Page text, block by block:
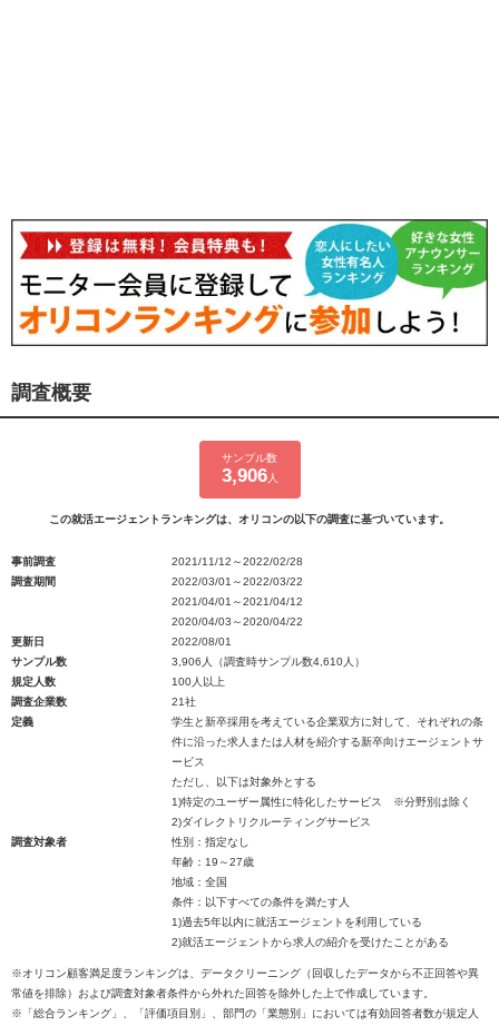
調査概要
サンプル数
3,906人
この就活エージェントランキングは、オリコンの以下の調査に基づいています。
事前調査
2021/11/12～2022/02/28
調査期間
2022/03/01～2022/03/22
2021/04/01～2021/04/12
2020/04/03～2020/04/22
更新日
2022/08/01
サンプル数
3,906人（調査時サンプル数4,610人）
規定人数
100人以上
調査企業数
21社
定義
学生と新卒採用を考えている企業双方に対して、それぞれの条
件に沿った求人または人材を紹介する新卒向けエージェントサ
ービス
ただし、以下は対象外とする
1)特定のユーザー属性に特化したサービス ※分野別は除く
2)ダイレクトリクルーティングサービス
調査対象者
性別：指定なし
年齢：19～27歳
地域：全国
条件：以下すべての条件を満たす人
1)過去5年以内に就活エージェントを利用している
2)就活エージェントから求人の紹介を受けたことがある
※オリコン顧客満足度ランキングは、データクリーニング（回収したデータから不正回答や異
常値を排除）および調査対象者条件から外れた回答を除外した上で作成しています。
※「総合ランキング」、「評価項目別」、部門の「業態別」においては有効回答者数が規定人